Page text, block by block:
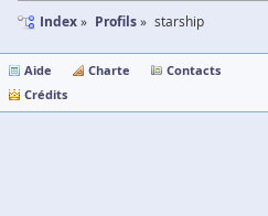
Index Profils starship
Aide Charte
Contacts
Crédits